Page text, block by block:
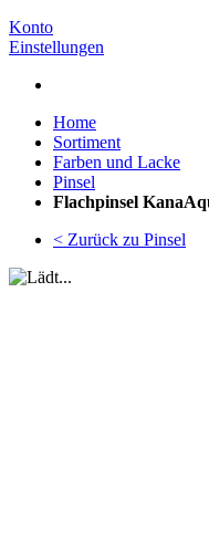
Konto
Einstellungen
Home
Sortiment
Farben und Lacke
Pinsel
Flachpinsel
< Zurück zu Pinsel